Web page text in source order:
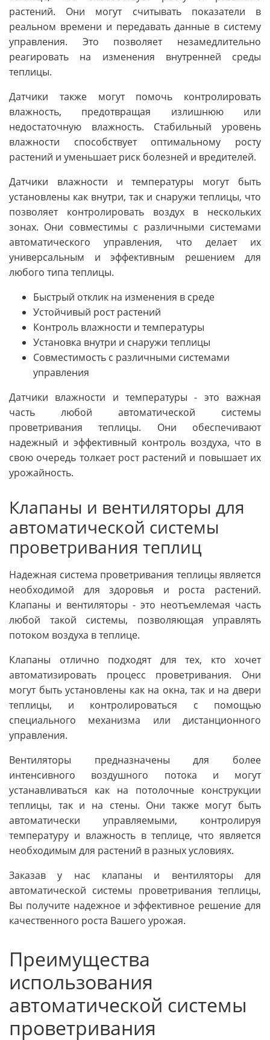
растений. Они могут считывать показатели в
реальном времени и передавать данные в систему
управления. Это позволяет незамедлительно
реагировать на изменения внутренней среды
теплицы.
Датчики также могут помочь контролировать
влажность, предотвращая излишнюю или
недостаточную влажность. Стабильный уровень
влажности способствует оптимальному росту
растений и уменьшает риск болезней и вредителей.
Датчики влажности и температуры могут быть
установлены как внутри, так и снаружи теплицы, что
позволяет контролировать воздух в нескольких
зонах. Они совместимы с различными системами
автоматического управления, что делает их
универсальным и эффективным решением для
любого типа теплицы.
Быстрый отклик на изменения в среде
Устойчивый рост растений
Контроль влажности и температуры
Установка внутри и снаружи теплицы
Совместимость с различными системами
управления
Датчики влажности и температуры - это важная
часть любой автоматической системы
проветривания теплицы. Они обеспечивают
надежный и эффективный контроль воздуха, что в
свою очередь толкает рост растений и повышает их
урожайность.
Клапаны и вентиляторы для
автоматической системы
проветривания теплиц
Надежная система проветривания теплицы является
необходимой для здоровья и роста растений.
Клапаны и вентиляторы - это неотъемлемая часть
любой такой системы, позволяющая управлять
потоком воздуха в теплице.
Клапаны отлично подходят для тех, кто хочет
автоматизировать процесс проветривания. Они
могут быть установлены как на окна, так и на двери
теплицы, и контролироваться с помощью
специального механизма или дистанционного
управления.
Вентиляторы предназначены для более
интенсивного воздушного потока и могут
устанавливаться как на потолочные конструкции
теплицы, так и на стены. Они также могут быть
автоматически управляемыми, контролируя
температуру и влажность в теплице, что является
необходимым для растений в разных условиях.
Заказав у нас клапаны и вентиляторы для
автоматической системы проветривания теплицы,
Вы получите надежное и эффективное решение для
качественного роста Вашего урожая.
Преимущества
использования
автоматической системы
проветривания